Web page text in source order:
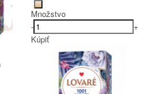
Množstvo
-
+
Kúpiť